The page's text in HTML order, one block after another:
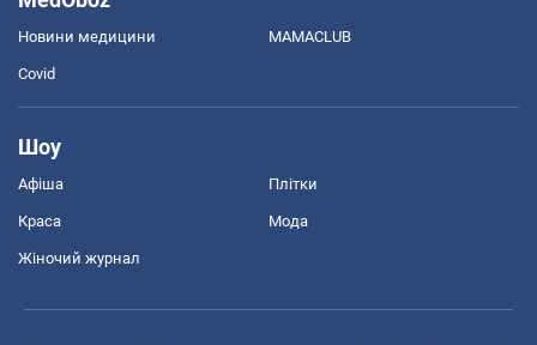
Новини медицини MAMACLUB
Covid
Шоу
Афіша Плітки
Краса Мода
Жіночий журнал